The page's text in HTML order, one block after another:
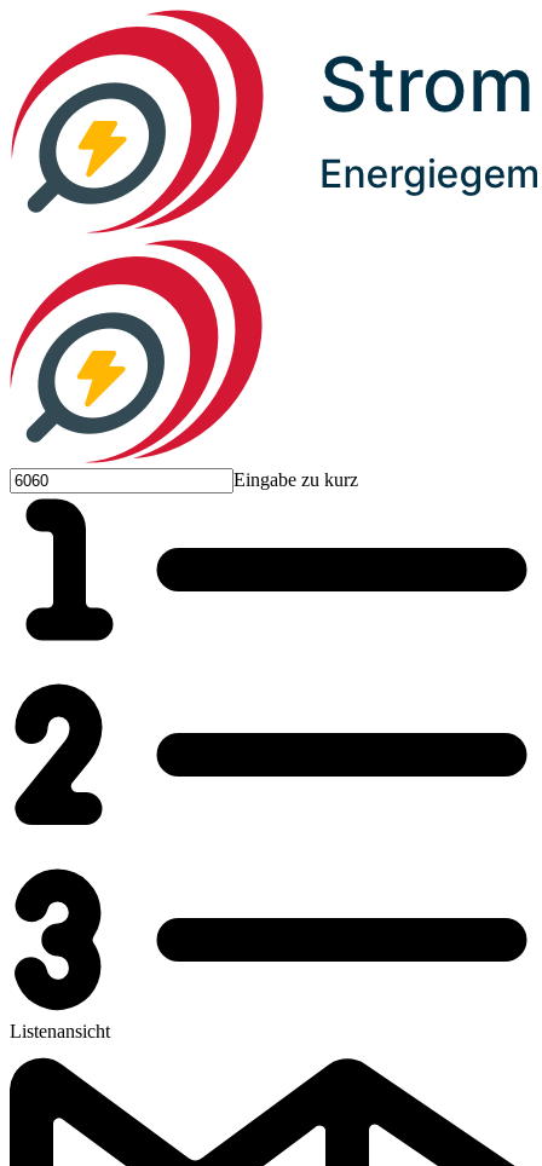
Eingabe zu kurz
Listenansicht